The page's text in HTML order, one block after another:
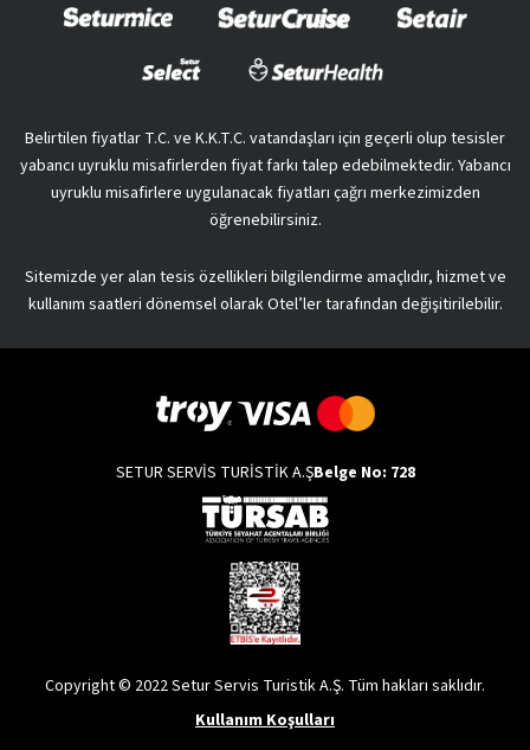
Belirtilen fiyatlar T.C. ve K.K.T.C. vatandaşları için geçerli olup tesisler
yabancı uyruklu misafirlerden fiyat farkı talep edebilmektedir. Yabancı
uyruklu misafirlere uygulanacak fiyatları çağrı merkezimizden
öğrenebilirsiniz.
Sitemizde yer alan tesis özellikleri bilgilendirme amaçlıdır, hizmet ve
kullanım saatleri dönemsel olarak Otel’ler tarafından değişitirilebilir.
SETUR SERVİS TURİSTİK A.ŞBelge No: 728
Copyright © 2022 Setur Servis Turistik A.Ş. Tüm hakları saklıdır.
Kullanım Koşulları